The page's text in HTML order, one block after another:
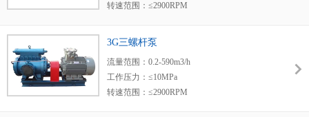
转速范围：≤2900RPM
粘度范围：3.0-760mm2/s
适用范围：造船、热电厂、化工、炼油厂、食
物厂、油田。
3G三螺杆泵
流量范围：0.2-590m3/h
工作压力：≤10MPa
转速范围：≤2900RPM